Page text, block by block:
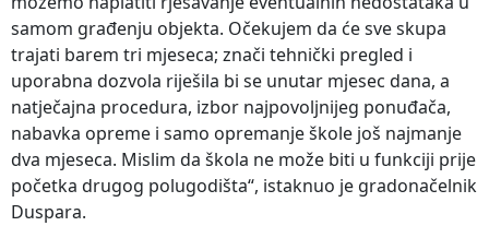
samom građenju objekta. Očekujem da će sve skupa
trajati barem tri mjeseca; znači tehnički pregled i
uporabna dozvola riješila bi se unutar mjesec dana, a
natječajna procedura, izbor najpovoljnijeg ponuđača,
nabavka opreme i samo opremanje škole još najmanje
dva mjeseca. Mislim da škola ne može biti u funkciji prije
početka drugog polugodišta“, istaknuo je gradonačelnik
Duspara.